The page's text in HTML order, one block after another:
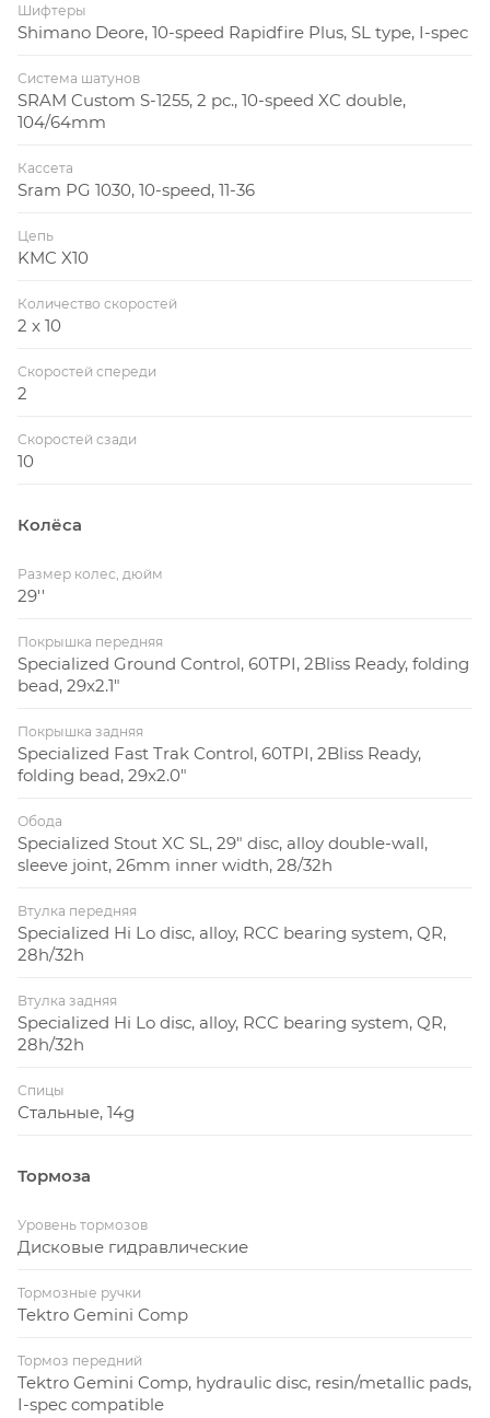
Шифтеры
Shimano Deore, 10-speed Rapidfire Plus, SL type, I-spec
Система шатунов
SRAM Custom S-1255, 2 pc., 10-speed XC double,
104/64mm
Кассета
Sram PG 1030, 10-speed, 11-36
Цепь
KMC X10
Количество скоростей
2 x 10
Скоростей спереди
2
Скоростей сзади
10
Колёса
Размер колес, дюйм
29''
Покрышка передняя
Specialized Ground Control, 60TPI, 2Bliss Ready, folding
bead, 29x2.1"
Покрышка задняя
Specialized Fast Trak Control, 60TPI, 2Bliss Ready,
folding bead, 29x2.0"
Обода
Specialized Stout XC SL, 29" disc, alloy double-wall,
sleeve joint, 26mm inner width, 28/32h
Втулка передняя
Specialized Hi Lo disc, alloy, RCC bearing system, QR,
28h/32h
Втулка задняя
Specialized Hi Lo disc, alloy, RCC bearing system, QR,
28h/32h
Спицы
Стальные, 14g
Тормоза
Уровень тормозов
Дисковые гидравлические
Тормозные ручки
Tektro Gemini Comp
Тормоз передний
Tektro Gemini Comp, hydraulic disc, resin/metallic pads,
I-spec compatible